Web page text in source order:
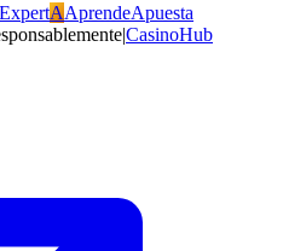
AAprendeApuesta
|CasinoHub